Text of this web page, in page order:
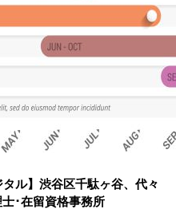
タル】渋谷区千駄ヶ谷、代々
･在留資格事務所